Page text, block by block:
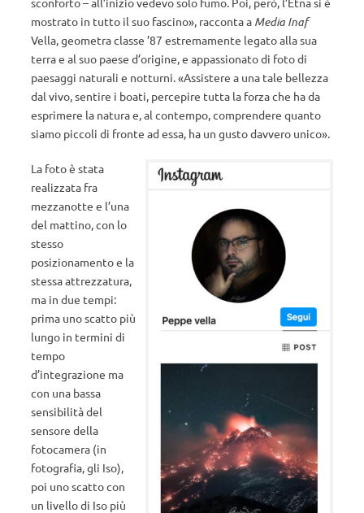
mostrato in tutto il suo fascino», racconta a Media Inaf
Vella, geometra classe ’87 estremamente legato alla sua
terra e al suo paese d’origine, e appassionato di foto di
paesaggi naturali e notturni. «Assistere a una tale bellezza
dal vivo, sentire i boati, percepire tutta la forza che ha da
esprimere la natura e, al contempo, comprendere quanto
siamo piccoli di fronte ad essa, ha un gusto davvero unico».
La foto è stata
realizzata fra
mezzanotte e l’una
del mattino, con lo
stesso
posizionamento e la
stessa attrezzatura,
ma in due tempi:
prima uno scatto più
lungo in termini di
tempo
d’integrazione ma
con una bassa
sensibilità del
sensore della
fotocamera (in
fotografia, gli Iso),
poi uno scatto con
un livello di Iso più